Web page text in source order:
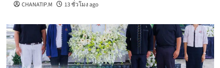
CHANATIP.M 13 ชั่วโมง ago